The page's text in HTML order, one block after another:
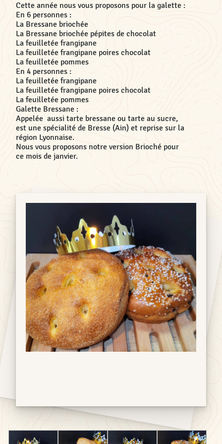
Cette année nous vous proposons pour la galette :
En 6 personnes :
La Bressane briochée
La Bressane briochée pépites de chocolat
La feuilletée frangipane
La feuilletée frangipane poires chocolat
La feuilletée pommes
En 4 personnes :
La feuilletée frangipane
La feuilletée frangipane poires chocolat
La feuilletée pommes
Galette Bressane :
Appelée aussi tarte bressane ou tarte au sucre,
est une spécialité de Bresse (Ain) et reprise sur la
région Lyonnaise.
Nous vous proposons notre version Brioché pour
ce mois de janvier.